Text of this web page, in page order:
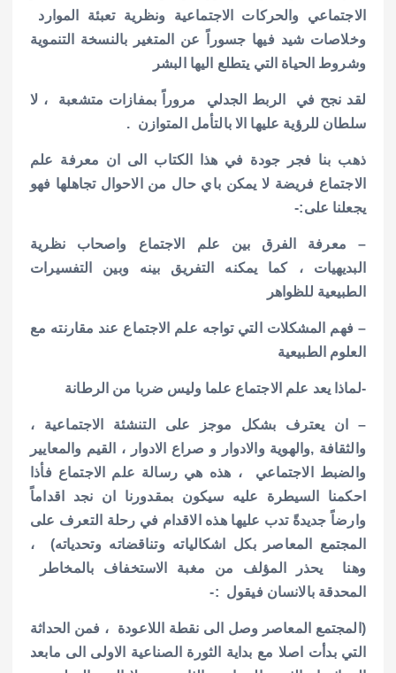
الاجتماعي والحركات الاجتماعية ونظرية تعبئة الموارد
وخلاصات شيد فيها جسوراً عن المتغير بالنسخة التنموية
وشروط الحياة التي يتطلع اليها البشر
لقد نجح في الربط الجدلي مروراً بمفازات متشعبة ، لا
سلطان للرؤية عليها الا بالتأمل المتوازن .
ذهب بنا فجر جودة في هذا الكتاب الى ان معرفة علم
الاجتماع فريضة لا يمكن باي حال من الاحوال تجاهلها فهو
يجعلنا على:-
– معرفة الفرق بين علم الاجتماع واصحاب نظرية
البديهيات ، كما يمكنه التفريق بينه وبين التفسيرات
الطبيعية للظواهر
– فهم المشكلات التي تواجه علم الاجتماع عند مقارنته مع
العلوم الطبيعية
-لماذا يعد علم الاجتماع علما وليس ضربا من الرطانة
– ان يعترف بشكل موجز على التنشئة الاجتماعية ،
والثقافة ,والهوية والادوار و صراع الادوار ، القيم والمعايير
والضبط الاجتماعي ، هذه هي رسالة علم الاجتماع فأذا
احكمنا السيطرة عليه سيكون بمقدورنا ان نجد اقداماً
وارضاً جديدةً تدب عليها هذه الاقدام في رحلة التعرف على
المجتمع المعاصر بكل اشكالياته وتناقضاته وتحدياته) ،
وهنا يحذر المؤلف من مغبة الاستخفاف بالمخاطر
المحدقة بالانسان فيقول :-
(المجتمع المعاصر وصل الى نقطة اللاعودة ، فمن الحداثة
التي بدأت اصلا مع بداية الثورة الصناعية الاولى الى مابعد